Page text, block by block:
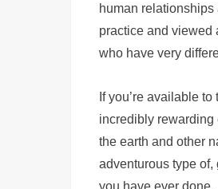
human
practice and viewed
who have very
If you’re available
incredibly rewarding
the earth and other
adventurous type
you have ever done.